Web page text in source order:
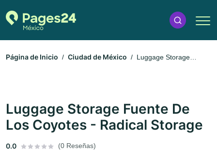
Página de Inicio Ciudad de México
Luggage Storage
Luggage Storage Fuente De
Los Coyotes - Radical Storage
0.0 (0 Reseñas)